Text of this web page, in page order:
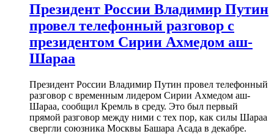
Президент России Владимир Путин
провел телефонный разговор с
президентом Сирии Ахмедом аш-
Шараа
Президент России Владимир Путин провел телефонный
разговор с временным лидером Сирии Ахмедом аш-
Шараа, сообщил Кремль в среду. Это был первый
прямой разговор между ними с тех пор, как силы Шараа
свергли союзника Москвы Башара Асада в декабре.